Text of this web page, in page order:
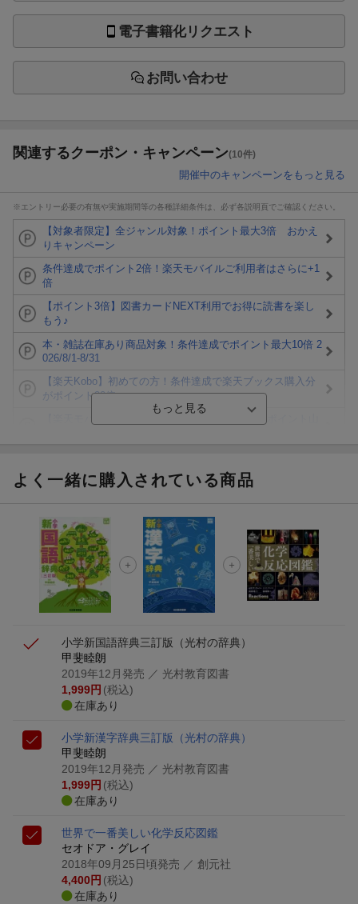
電子書籍化リクエスト
お問い合わせ
関連するクーポン・キャンペーン(10件)
開催中のキャンペーンをもっと見る
※エントリー必要の有無や実施期間等の各種詳細条件は、必ず各説明頁でご確認ください。
【対象者限定】全ジャンル対象！ポイント最大3倍 おかえ
りキャンペーン
条件達成でポイント2倍！楽天モバイルご利用者はさらに+1
倍
【ポイント3倍】図書カードNEXT利用でお得に読書を楽し
もう♪
本・雑誌在庫あり商品対象！条件達成でポイント最大10倍 2
026/8/1-8/31
【楽天Kobo】初めての方！条件達成で楽天ブックス購入分
がポイント20倍
ト山分け
エントリー＆3,000円以上購入で無料データSIM（3GB/月プ
ラン）が当たる！
楽天モバイル紹介キャンペーンの拡散で300円OFFクーポン
進呈
よく一緒に購入されている商品
小学新国語辞典三訂版 （光村の辞典）
甲斐睦朗
2019年12月発売 ／ 光村教育図書
1,999円 (税込)
在庫あり
小学新漢字辞典三訂版 （光村の辞典）
甲斐睦朗
2019年12月発売 ／ 光村教育図書
1,999円 (税込)
在庫あり
世界で一番美しい化学反応図鑑
セオドア・グレイ
2018年09月25日頃発売 ／ 創元社
4,400円 (税込)
在庫あり